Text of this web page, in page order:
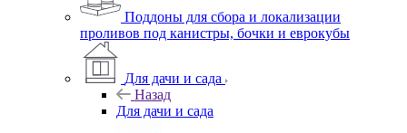
Поддоны для сбора и локализации
проливов под канистры, бочки и еврокубы
Для дачи и сада
Назад
Для дачи и сада